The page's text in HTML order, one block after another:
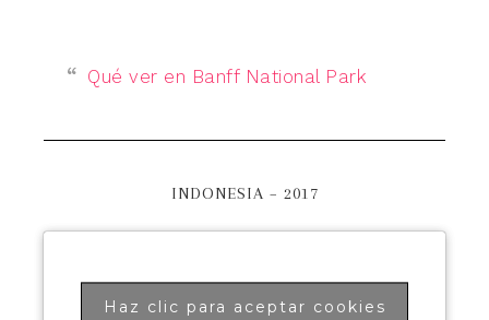
Qué ver en Banff National Park
INDONESIA – 2017
Haz clic para aceptar cookies